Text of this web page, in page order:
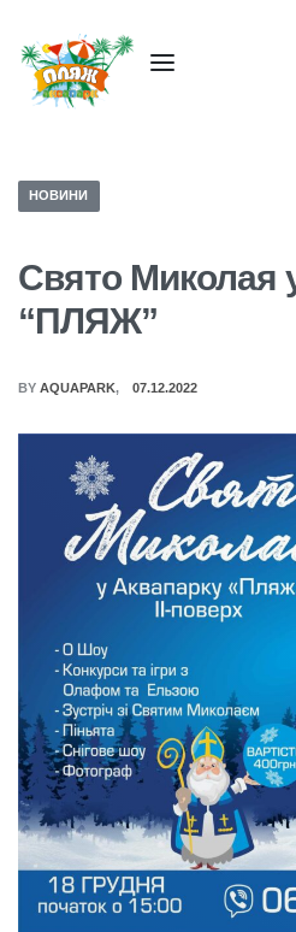
НОВИНИ
Свято Миколая
“ПЛЯЖ”
BY AQUAPARK 07.12.2022